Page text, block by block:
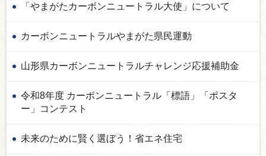
「やまがたカーボンニュートラル大使」について
カーボンニュートラルやまがた県民運動
山形県カーボンニュートラルチャレンジ応援補助金
令和8年度 カーボンニュートラル「標語」「ポスタ
ー」コンテスト
未来のために賢く選ぼう！省エネ住宅